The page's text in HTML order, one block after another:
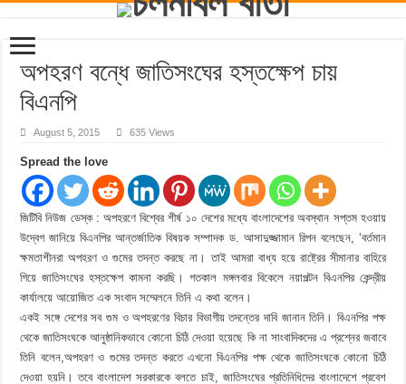
অপহরণ বন্ধে জাতিসংঘের হস্তক্ষেপ চায়
বিএনপি
August 5, 2015 635 Views
Spread the love
জিটিবি নিউজ ডেস্ক : অপহরণে বিশ্বের শীর্ষ ১০ দেশের মধ্যে বাংলাদেশের অবস্থান সপ্তম হওয়ায়
উদ্বেগ জানিয়ে বিএনপির আন্তর্জাতিক বিষয়ক সম্পাদক ড. আসাদুজ্জামান রিপন বলেছেন, ‘বর্তমান
ক্ষমতাশীনরা অপহরণ ও গুমের তদন্ত করছে না। তাই আমরা বাধ্য হয়ে রাষ্ট্রের সীমানার বাহিরে
গিয়ে জাতিসংঘের হস্তক্ষেপ কামনা করছি। গতকাল মঙ্গলবার বিকেলে নয়াপল্টন বিএনপির কেন্দ্রীয়
কার্যালয়ে আয়োজিত এক সংবাদ সম্মেলনে তিনি এ কথা বলেন।
একই সঙ্গে দেশের সব গুম ও অপহরণের বিচার বিভাগীয় তদন্তের দাবি জানান তিনি। বিএনপির পক্ষ
থেকে জাতিসংঘকে আনুষ্ঠানিকভাবে কোনো চিঠি দেওয়া হয়েছে কি না সাংবাদিকদের এ প্রশ্নের জবাবে
তিনি বলেন,অপহরণ ও গুমের তদন্ত করতে এখনো বিএনপির পক্ষ থেকে জাতিসংঘকে কোনো চিঠি
দেওয়া হয়নি। তবে বাংলাদেশ সরকারকে বলতে চাই, জাতিসংঘের প্রতিনিধিদের বাংলাদেশে প্রবেশ